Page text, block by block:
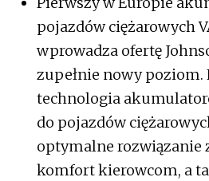
pojazdów ciężarowych
wprowadza ofertę
zupełnie nowy poziom.
technologia
do pojazdów
optymalne rozwiązanie
komfort kierowcom, a